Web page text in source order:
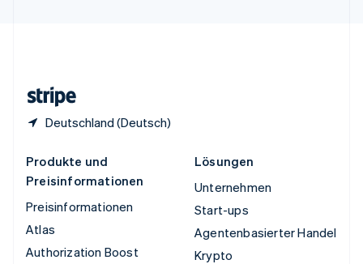
Deutschland (Deutsch)
Produkte und
Preisinformationen
Preisinformationen
Atlas
Authorization Boost
Lösungen
Unternehmen
Start-ups
Agentenbasierter Handel
Krypto